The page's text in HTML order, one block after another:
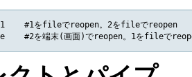
#1をfileでreopen。2をfileでreopen